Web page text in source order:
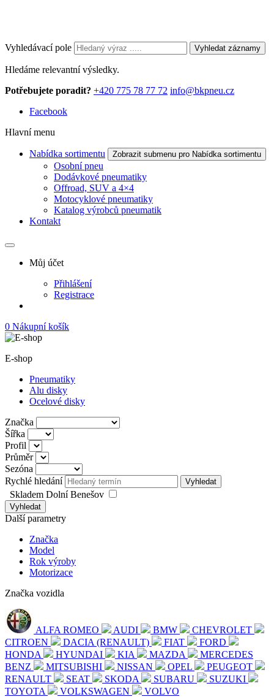
Vyhledávací pole Vyhledat záznamy
Hledáme relevantní výsledky.
Potřebujete poradit? +420 775 78 77 72 info@bkpneu.cz
Facebook
Hlavní menu
Nabídka sortimentu Zobrazit submenu pro Nabídka sortimentu
Osobní pneu
Dodávkové pneumatiky
Offroad, SUV a 4×4
Motocyklové pneumatiky
Katalog výrobců pneumatik
Kontakt
Můj účet
Přihlášení
Registrace
0 Nákupní košík
E-shop
Pneumatiky
Alu disky
Ocelové disky
Značka
Šířka
Profil
Průměr
Sezóna
Rychlé hledání
Vyhledat
Skladem Dolní Benešov
Vyhledat
Další parametry
Značka
Model
Rok výroby
Motorizace
Značka vozidla
ALFA ROMEO AUDI BMW
CHEVROLET
CITROEN
DACIA (RENAULT) FIAT
FORD
HONDA
HYUNDAI KIA MAZDA
MERCEDES
BENZ
MITSUBISHI NISSAN OPEL
PEUGEOT
RENAULT
SEAT SKODA SUBARU
SUZUKI
TOYOTA
VOLKSWAGEN
VOLVO